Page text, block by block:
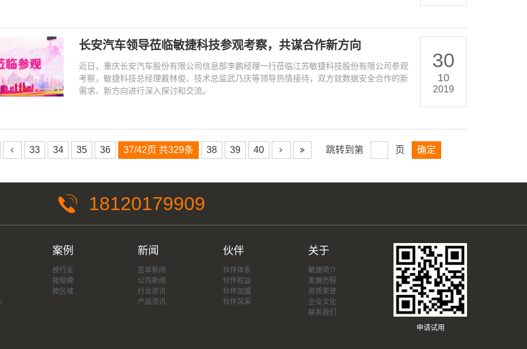
长安汽车领导莅临敏捷科技参观考察，共谋合作新方向
近日，重庆长安汽车股份有限公司信息部李鹏经理一行莅临江苏敏捷科技股份有限公司参观
考察，敏捷科技总经理戴林俊、技术总监武乃庆等领导热情接待，双方就数据安全合作的新
需求、新方向进行深入探讨和交流。
30
10
2019
33 34 35 36 37/42页 共329条 38 39 40 跳转到第 页
18120179909
案例
按行业
按规模
按区域
新闻
签单新闻
公司新闻
行业资讯
产品资讯
伙伴
伙伴体系
伙伴权益
伙伴加盟
伙伴风采
关于
敏捷简介
发展历程
资质荣誉
企业文化
联系我们
申请试用